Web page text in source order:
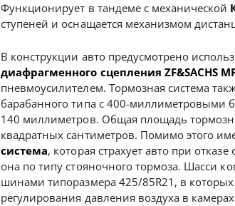
Функционирует в тандеме с механической
ступеней и оснащается механизмом
В конструкции авто предусмотрено
диафрагменного сцепления ZF&SACHS
пневмоусилителем. Тормозная система
барабанного типа с 400-
140 миллиметров. Общая площадь
квадратных сантиметров. Помимо этого
система, которая страхует авто при
она по типу стояночного тормоза. Шасси
шинами типоразмера 425/85R21, в
регулирования давления воздуха в